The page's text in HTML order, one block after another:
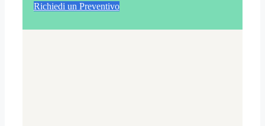
Richiedi un Preventivo